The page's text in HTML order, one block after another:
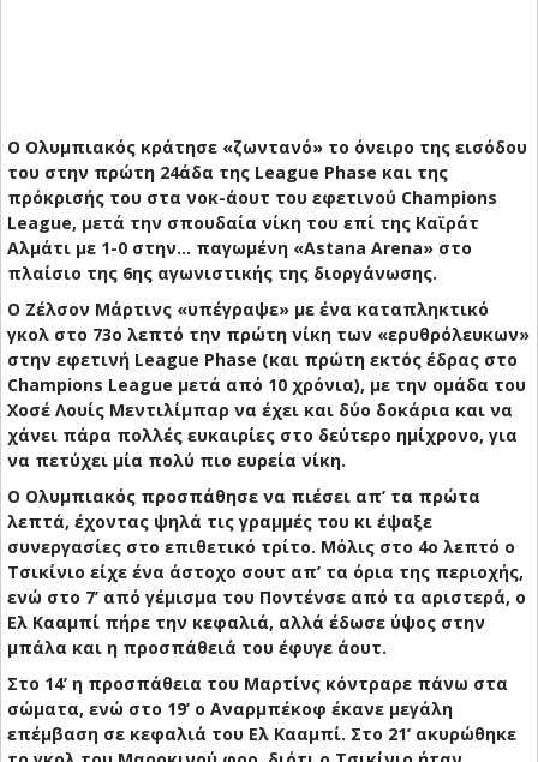
Ο Ολυμπιακός κράτησε «ζωντανό» το όνειρο της εισόδου
του στην πρώτη 24άδα της League Phase και της
πρόκρισής του στα νοκ-άουτ του εφετινού Champions
League, μετά την σπουδαία νίκη του επί της Καϊράτ
Αλμάτι με 1-0 στην... παγωμένη «Astana Arena» στο
πλαίσιο της 6ης αγωνιστικής της διοργάνωσης.
Ο Ζέλσον Μάρτινς «υπέγραψε» με ένα καταπληκτικό
γκολ στο 73ο λεπτό την πρώτη νίκη των «ερυθρόλευκων»
στην εφετινή League Phase (και πρώτη εκτός έδρας στο
Champions League μετά από 10 χρόνια), με την ομάδα του
Χοσέ Λουίς Μεντιλίμπαρ να έχει και δύο δοκάρια και να
χάνει πάρα πολλές ευκαιρίες στο δεύτερο ημίχρονο, για
να πετύχει μία πολύ πιο ευρεία νίκη.
Ο Ολυμπιακός προσπάθησε να πιέσει απ’ τα πρώτα
λεπτά, έχοντας ψηλά τις γραμμές του κι έψαξε
συνεργασίες στο επιθετικό τρίτο. Μόλις στο 4ο λεπτό ο
Τσικίνιο είχε ένα άστοχο σουτ απ’ τα όρια της περιοχής,
ενώ στο 7’ από γέμισμα του Ποντένσε από τα αριστερά, ο
Ελ Κααμπί πήρε την κεφαλιά, αλλά έδωσε ύψος στην
μπάλα και η προσπάθειά του έφυγε άουτ.
Στο 14’ η προσπάθεια του Μαρτίνς κόντραρε πάνω στα
σώματα, ενώ στο 19’ ο Αναρμπέκοφ έκανε μεγάλη
επέμβαση σε κεφαλιά του Ελ Κααμπί. Στο 21’ ακυρώθηκε